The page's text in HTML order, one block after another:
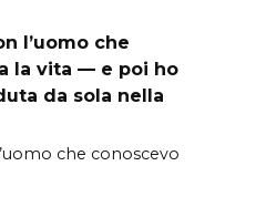
l’uomo che
la vita — e poi ho
da sola nella
che conoscevo